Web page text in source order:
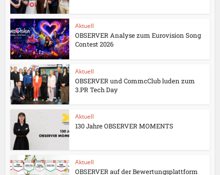
Aktuell
OBSERVER Analyse zum Eurovision Song
Contest 2026
Aktuell
OBSERVER und CommcClub luden zum
3.PR Tech Day
Aktuell
130 Jahre OBSERVER MOMENTS
Aktuell
OBSERVER auf der Bewertungsplattform